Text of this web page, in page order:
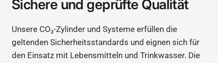
Sichere und geprüfte Qualität
Unsere CO₂-Zylinder und Systeme erfüllen die
geltenden Sicherheitsstandards und eignen sich für
den Einsatz mit Lebensmitteln und Trinkwasser. Die